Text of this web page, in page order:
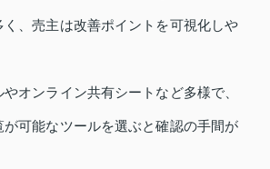
、売主は改善ポイントを可視化しや
オンライン共有シートなど多様で、
が可能なツールを選ぶと確認の手間が